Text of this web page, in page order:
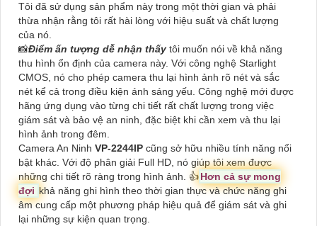
Tôi đã sử dụng sản phẩm này trong một thời gian và phải
thừa nhận rằng tôi rất hài lòng với hiệu suất và chất lượng
của nó.
📸Điểm ấn tượng dễ nhận thấy tôi muốn nói về khả năng
thu hình ổn định của camera này. Với công nghệ Starlight
CMOS, nó cho phép camera thu lại hình ảnh rõ nét và sắc
nét kể cả trong điều kiện ánh sáng yếu. Công nghệ mới được
hãng ứng dụng vào từng chi tiết rất chất lượng trong việc
giám sát và bảo vệ an ninh, đặc biệt khi cần xem và thu lại
hình ảnh trong đêm.
Camera An Ninh VP-2244IP cũng sở hữu nhiều tính năng nổi
bật khác. Với độ phân giải Full HD, nó giúp tôi xem được
những chi tiết rõ ràng trong hình ảnh. 👍Hơn cả sự mong
đợi khả năng ghi hình theo thời gian thực và chức năng ghi
âm cung cấp một phương pháp hiệu quả để giám sát và ghi
lại những sự kiện quan trọng.